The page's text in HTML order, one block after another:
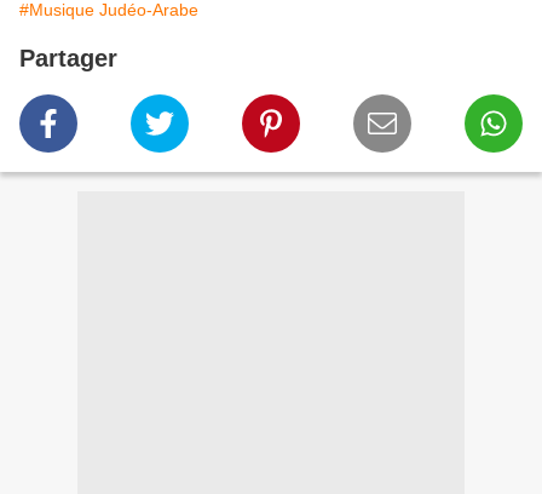
#Musique Judéo-Arabe
Partager